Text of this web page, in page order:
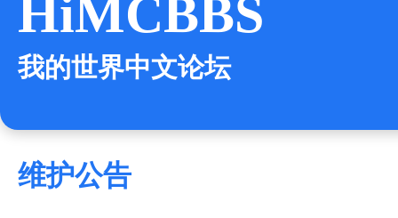
HiMCBBS
我的世界中文论坛
维护公告